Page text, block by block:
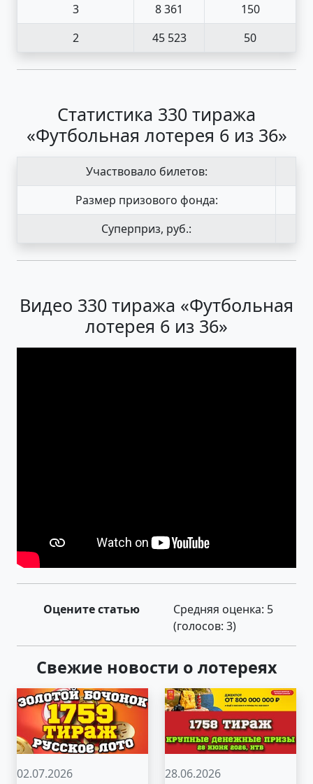
3
8 361
150
2
45 523 50
Статистика 330 тиража
«Футбольная лотерея 6 из 36»
Участвовало билетов:
Размер призового фонда:
Суперприз, руб.:
Видео 330 тиража «Футбольная
лотерея 6 из 36»
Оцените статью Средняя оценка: 5
(голосов: 3)
Свежие новости о лотереях
02.07.2026
28.06.2026